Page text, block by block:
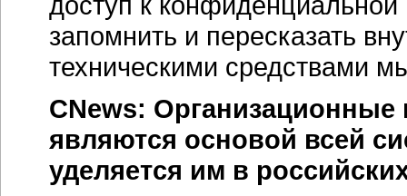
запомнить и пересказать
техническими средствами
CNews:
являются основой всей
уделяется им в